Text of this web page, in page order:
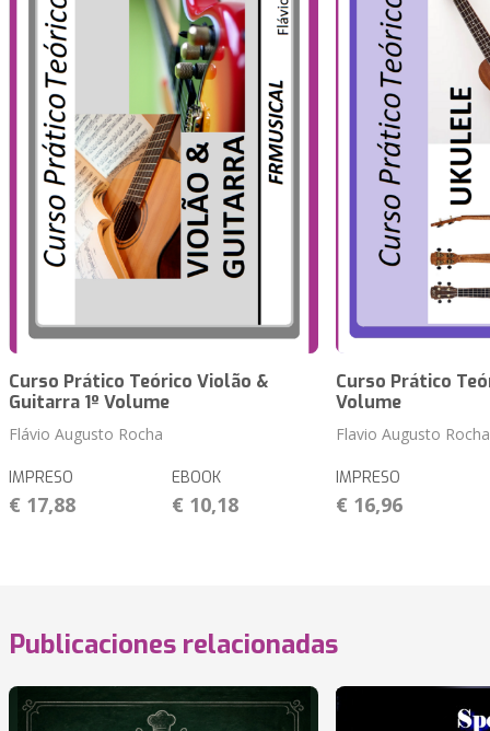
Curso Prático Teórico Violão &
Guitarra 1º Volume
Flávio Augusto Rocha
IMPRESO
€ 17,88
EBOOK
€ 10,18
Curso Prático
Volume
Flavio Augusto Rocha
IMPRESO
€ 16,96
Publicaciones relacionadas